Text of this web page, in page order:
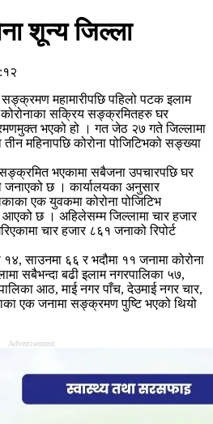
शून्य जिल्ला
महामारीपछि पहिलो पटक इलाम
सक्रिय सङ्क्रमितहरु घर
भएको हो । गत जेठ २७ गते जिल्लामा
महिनापछि कोरोना पोजिटिभको सङ्ख्या
भएकामा सबैजना उपचारपछि घर
जनाएको छ । कार्यालयका अनुसार
एक युवकमा कोरोना पोजिटिभ
आएको छ । अहिलेसम्म जिल्लामा चार हजार
चार हजार ८६१ जनाको रिपोर्ट
साउनमा ६६ र भदौमा ११ जनामा कोरोना
सबैभन्दा बढी इलाम नगरपालिका ५७,
आठ, माई नगर पाँच, देउमाई नगर चार,
एक जनामा सङ्क्रमण पुष्टि भएको थियो
Advertisement